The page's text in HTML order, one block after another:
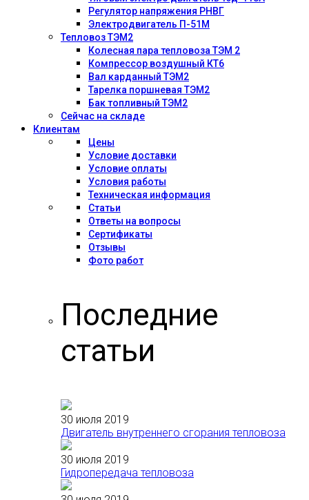
Регулятор напряжения РНВГ
Электродвигатель П-51М
Тепловоз ТЭМ2
Колесная пара тепловоза ТЭМ 2
Компрессор воздушный КТ6
Вал карданный ТЭМ2
Тарелка поршневая ТЭМ2
Бак топливный ТЭМ2
Сейчас на складе
Клиентам
Цены
Условие доставки
Условие оплаты
Условия работы
Техническая информация
Статьи
Ответы на вопросы
Сертификаты
Отзывы
Фото работ
Последние
статьи
30 июля 2019
Двигатель внутреннего сгорания тепловоза
30 июля 2019
Гидропередача тепловоза